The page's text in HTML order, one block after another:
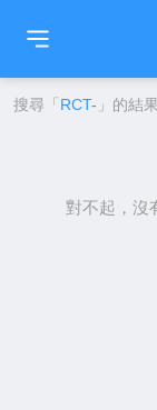
🇹🇼
搜尋「 RCT- 」的結果
對不起，沒